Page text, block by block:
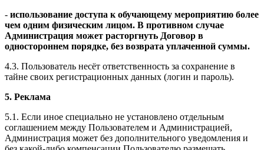
- использование доступа к обучающему мероприятию более
чем одним физическим лицом. В противном случае
Администрация может расторгнуть Договор в
одностороннем порядке, без возврата уплаченной суммы.
4.3. Пользователь несёт ответственность за сохранение в
тайне своих регистрационных данных (логин и пароль).
5. Реклама
5.1. Если иное специально не установлено отдельным
соглашением между Пользователем и Администрацией,
Администрация может без дополнительного уведомления и